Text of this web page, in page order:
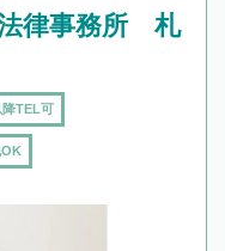
律事務所 札
降TEL可
OK